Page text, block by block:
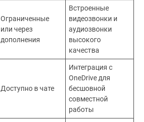
Ограниченные
или через
дополнения
Встроенные
видеозвонки и
аудиозвонки
высокого
качества
Доступно в чате
Интеграция с
OneDrive для
бесшовной
совместной
работы